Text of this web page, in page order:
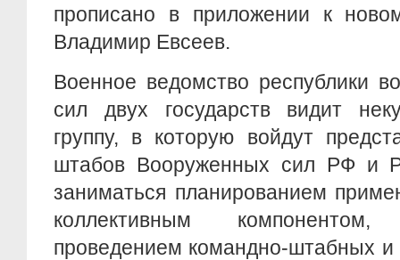
прописано в приложении к
Владимир Евсеев.
Военное ведомство республики
сил двух государств видит
группу, в которую войдут
штабов Вооруженных сил РФ и
заниматься планированием
коллективным
проведением командно-штабных и